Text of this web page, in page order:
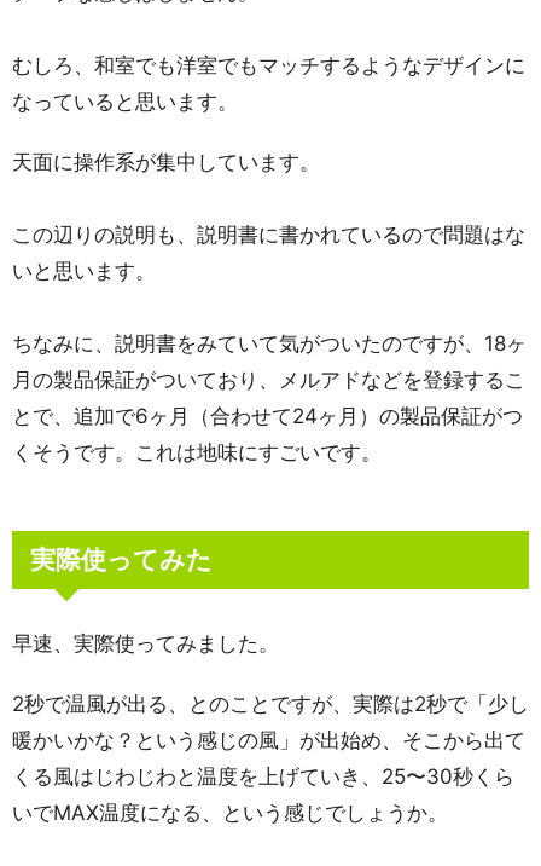
むしろ、和室でも洋室でもマッチするようなデザインに
なっていると思います。
天面に操作系が集中しています。
この辺りの説明も、説明書に書かれているので問題はな
いと思います。
ちなみに、説明書をみていて気がついたのですが、18ヶ
月の製品保証がついており、メルアドなどを登録するこ
とで、追加で6ヶ月（合わせて24ヶ月）の製品保証がつ
くそうです。これは地味にすごいです。
実際使ってみた
早速、実際使ってみました。
2秒で温風が出る、とのことですが、実際は2秒で「少し
暖かいかな？という感じの風」が出始め、そこから出て
くる風はじわじわと温度を上げていき、25〜30秒くら
いでMAX温度になる、という感じでしょうか。